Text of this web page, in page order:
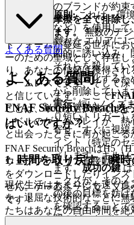
原則:これは、環
など）を使用して
離れたエリアに1
図的に誘い込み、
それらを殺してい
トを最適化するた
から削除していま
実行:短いノイズ
り短いトリガー）
寄せ、すぐに視線
イント（特定のセ
ュします。キルゾ
ます。成功の鍵は
ニクスが、そのノ
の後の目標を妨げ
を確認することで
間のゲームプレイ
す。私たちのブランドが約
深いもの： 摩擦を全て排除し
るようにします。
無数のデ
トフォームが蔓延る世界に
ーのための聖域として存在
り、あなたの信頼は獲得さ
シームレスで安全、そして
と信じています。ここで
ことは、単なる選択肢では
レベルのゲームプレイが、
と出会ったときに何が起こる
1. 時間を取り戻す：瞬
現代生活はあまりにも速く
を、退屈な技術的なことに
たちはあなたの自由時間を
よくある質問
よくある質問
FNAF Security Breach
ばいいですか？
FNAF Security BreachはH5（
ウェブブラウザで直接動作
をダウンロードしたりイン
せん。ゲームページで「プ
です！